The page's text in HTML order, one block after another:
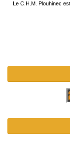
Le C.H.M. Plouhinec